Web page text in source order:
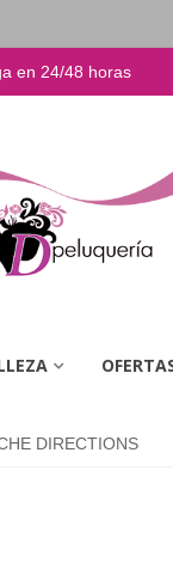
en 24/48 horas
DIRECTIONS